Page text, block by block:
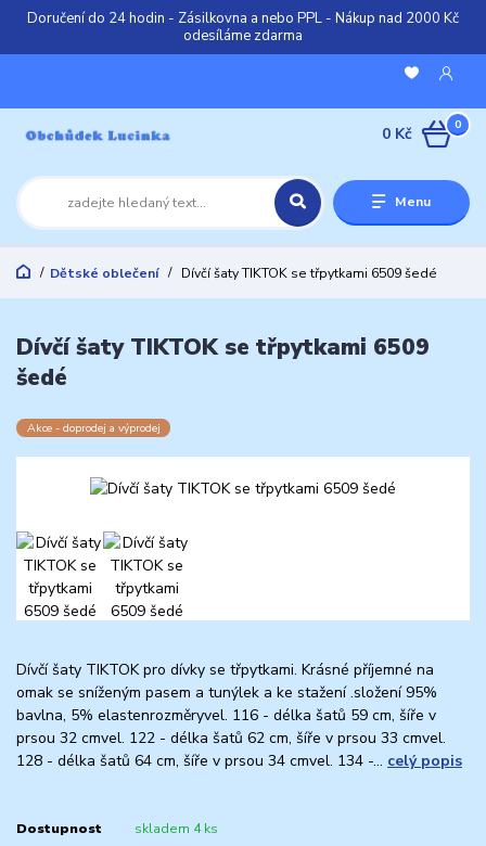
Doručení do 24 hodin - Zásilkovna a nebo PPL - Nákup nad 2000 Kč
odesíláme zdarma
Menu
0
0 Kč
Dětské oblečení Dívčí šaty TIKTOK se třpytkami 6509 šedé
Dívčí šaty TIKTOK se třpytkami 6509
šedé
Akce - doprodej a výprodej
Dívčí šaty TIKTOK pro dívky se třpytkami. Krásné příjemné na
omak se sníženým pasem a tunýlek a ke stažení .složení 95%
bavlna, 5% elastenrozměryvel. 116 - délka šatů 59 cm, šíře v
prsou 32 cmvel. 122 - délka šatů 62 cm, šíře v prsou 33 cmvel.
128 - délka šatů 64 cm, šíře v prsou 34 cmvel. 134 -... celý popis
Dostupnost skladem 4 ks